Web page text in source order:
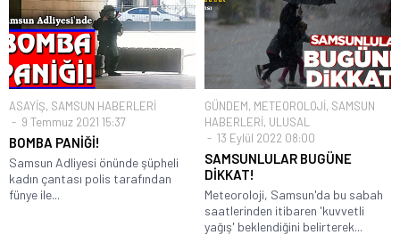
ASAYİŞ, SAMSUN HABERLERİ
9 Temmuz 2021 15:37
BOMBA PANİĞİ!
Samsun Adliyesi önünde şüpheli
kadın çantası polis tarafından
fünye ile...
GÜNDEM, METEOROLOJİ, SAMSUN
HABERLERİ, ULUSAL
13 Eylül 2022 08:00
SAMSUNLULAR BUGÜNE
DİKKAT!
Meteoroloji, Samsun'da bu sabah
saatlerinden itibaren 'kuvvetli
yağış' beklendiğini belirterek...